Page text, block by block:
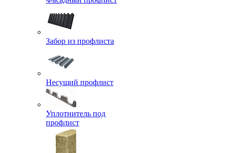
Забор из профлиста
Несущий профлист
Уплотнитель под
профлист